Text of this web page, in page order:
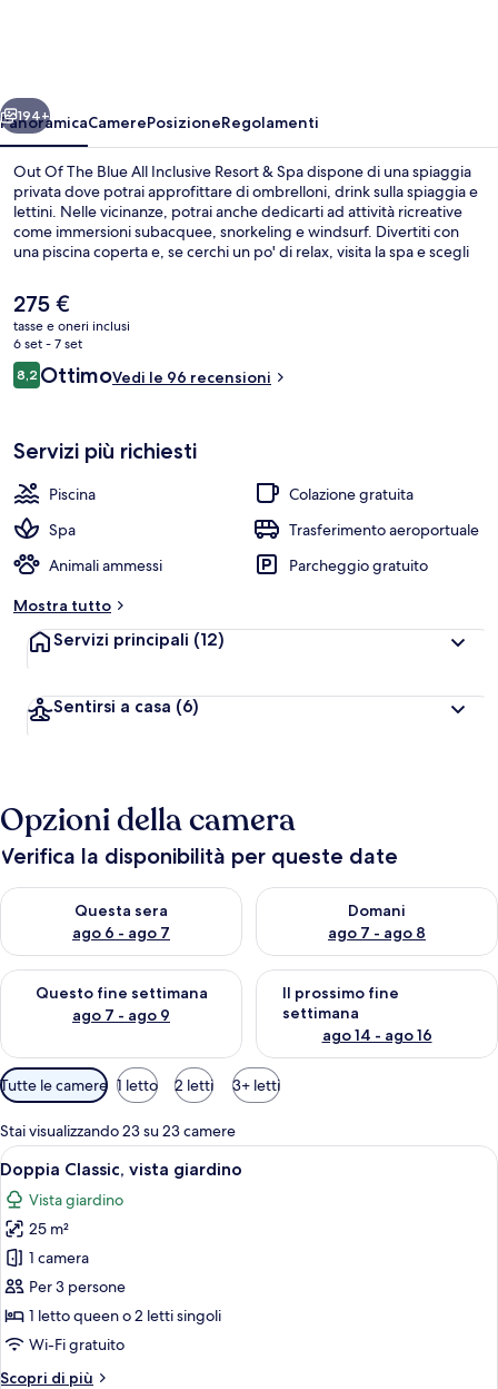
Inclusive
Resort
&
Spa
Avanti
194+
PanoramicaCamerePosizioneRegolamenti
Out Of The Blue All Inclusive Resort & Spa dispone di una spiaggia
privata dove potrai approfittare di ombrelloni, drink sulla spiaggia e
lettini. Nelle vicinanze, potrai anche dedicarti ad attività ricreative
come immersioni subacquee, snorkeling e windsurf. Divertiti con
una piscina coperta e, se cerchi un po' di relax, visita la spa e scegli
4 ristoranti in loco, propone cucina mediterranea e serve la
colazione, il pranzo e la cena. Gli altri punti di forza di questo resort
di lusso sono 3 bar a bordo piscina, un miniclub per bambini
(gratuito) e un centro fitness. Gli altri viaggiatori lodano le condizioni
generali.
Il
prezzo
attuale
è
275 €
275 €
tasse e oneri inclusi
6 set - 7 set
Recensioni
8,28,2 su 10
OttimoVedi le 96 recensioni
Servizi più richiesti
Piscina
Colazione gratuita
Spa
Trasferimento aeroportuale
Animali ammessi
Parcheggio gratuito
Mostra tutto
Servizi principali (12)
Sentirsi a casa (6)
Opzioni della camera
Verifica la disponibilità per queste date
Questa sera
ago 6 - ago 7
Verifica la disponibilità per questa sera, ago 6 - ago 7
Domani
ago 7 - ago 8
Verifica la disponibilità per
Questo fine settimana
ago 7 - ago 9
Verifica la disponibilità per questo fine settimana, ago 7 - ago
Il prossimo fine
settimana
ago 14 - ago 16
Verifica la disponibilità per il
Filtri
disponibili
per
le
camere
Tutte le camere 1 letto 2 letti 3+ letti
Stai visualizzando 23 su 23 camere
Apri
tutte
le
foto
per
Doppia
Classic,
vista
giardino
Camera d'albergo con due letti, un
4
Doppia Classic, vista giardino
Vista giardino
25 m²
1 camera
Per 3 persone
1 letto queen o 2 letti singoli
Wi-Fi gratuito
Scopri di più
Altri